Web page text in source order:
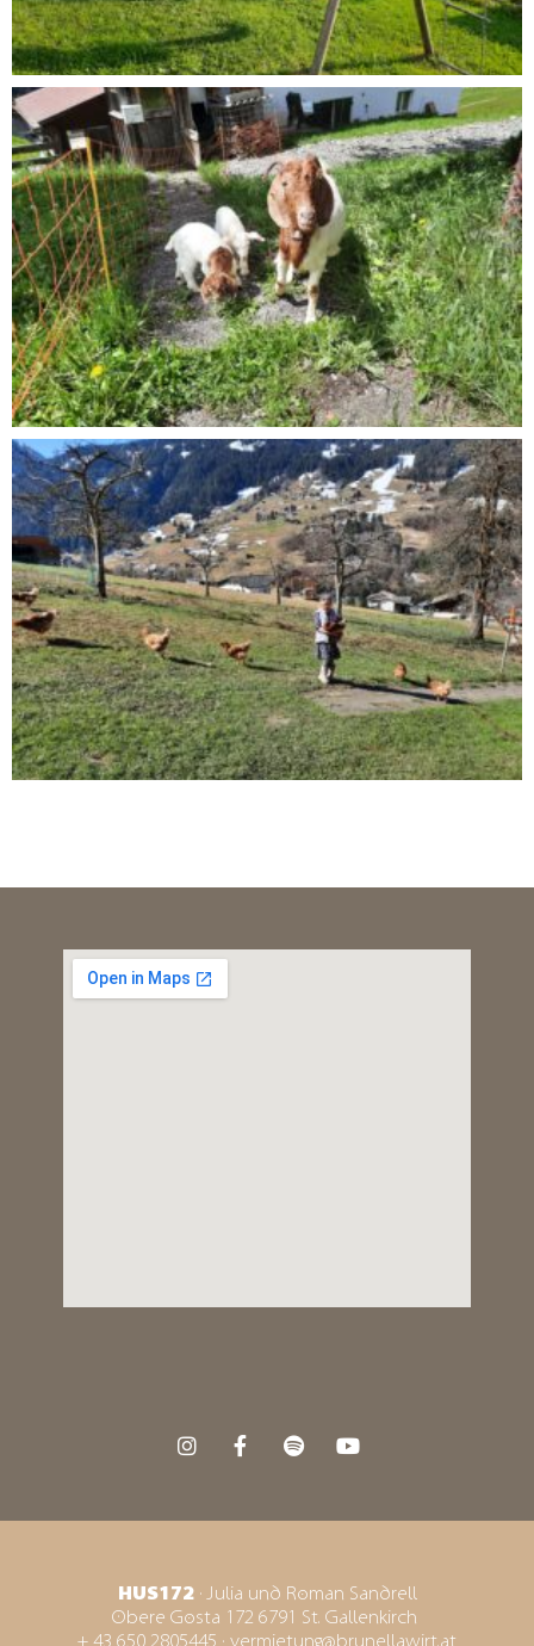
HUS172· Julia und Roman Sandrell
Obere Gosta 172 6791 St. Gallenkirch
+ 43 650 2805445 · vermietung@brunellawirt.at